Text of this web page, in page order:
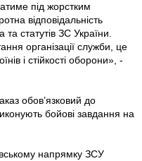
під жорстким
відповідальність
та статутів ЗС України.
організації служби, це
і стійкості оборони», -
обов’язковий до
бойові завдання на
напрямку ЗСУ